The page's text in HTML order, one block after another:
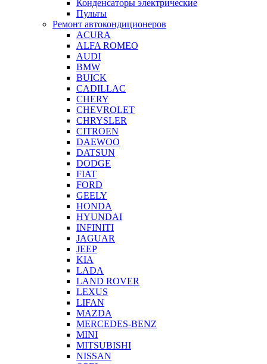
Конденсаторы электрические
Пульты
Ремонт автокондиционеров
ACURA
ALFA ROMEO
AUDI
BMW
BUICK
CADILLAC
CHERY
CHEVROLET
CHRYSLER
CITROEN
DAEWOO
DATSUN
DODGE
FIAT
FORD
GEELY
HONDA
HYUNDAI
INFINITI
JAGUAR
JEEP
KIA
LADA
LAND ROVER
LEXUS
LIFAN
MAZDA
MERCEDES-BENZ
MINI
MITSUBISHI
NISSAN